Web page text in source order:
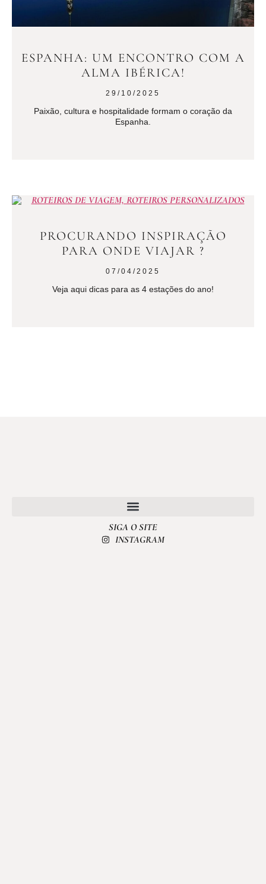
ESPANHA: UM ENCONTRO COM A
ALMA IBÉRICA!
29/10/2025
Paixão, cultura e hospitalidade formam o coração da
Espanha.
PROCURANDO INSPIRAÇÃO
PARA ONDE VIAJAR ?
07/04/2025
Veja aqui dicas para as 4 estações do ano!
SIGA O SITE
INSTAGRAM